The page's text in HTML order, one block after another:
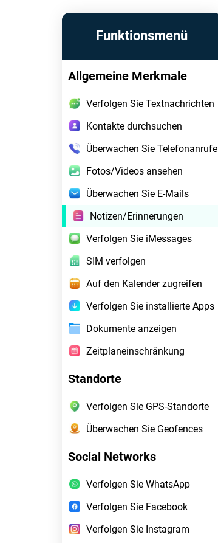
Funktionsmenü
Allgemeine Merkmale
Verfolgen Sie Textnachrichten
Kontakte durchsuchen
Überwachen Sie Telefonanrufe
Fotos/Videos ansehen
Überwachen Sie E-Mails
Notizen/Erinnerungen
Verfolgen Sie iMessages
SIM verfolgen
Auf den Kalender zugreifen
Verfolgen Sie installierte Apps
Dokumente anzeigen
Zeitplaneinschränkung
Standorte
Verfolgen Sie GPS-Standorte
Überwachen Sie Geofences
Social Networks
Verfolgen Sie WhatsApp
Verfolgen Sie Facebook
Verfolgen Sie Instagram